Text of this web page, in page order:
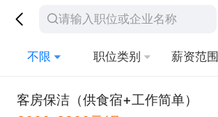
不限 职位类别 薪资范围
客房保洁（供食宿+工作简单）